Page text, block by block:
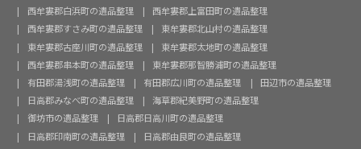
西牟婁郡白浜町の遺品整理
西牟婁郡上富田町の遺品整理
西牟婁郡すさみ町の遺品整理
東牟婁郡北山村の遺品整理
東牟婁郡古座川町の遺品整理
東牟婁郡太地町の遺品整理
西牟婁郡串本町の遺品整理
東牟婁郡那智勝浦町の遺品整理
有田郡湯浅町の遺品整理
有田郡広川町の遺品整理
田辺市の遺品整理
日高郡みなべ町の遺品整理
海草郡紀美野町の遺品整理
御坊市の遺品整理
日高郡日高川町の遺品整理
日高郡印南町の遺品整理
日高郡由良町の遺品整理